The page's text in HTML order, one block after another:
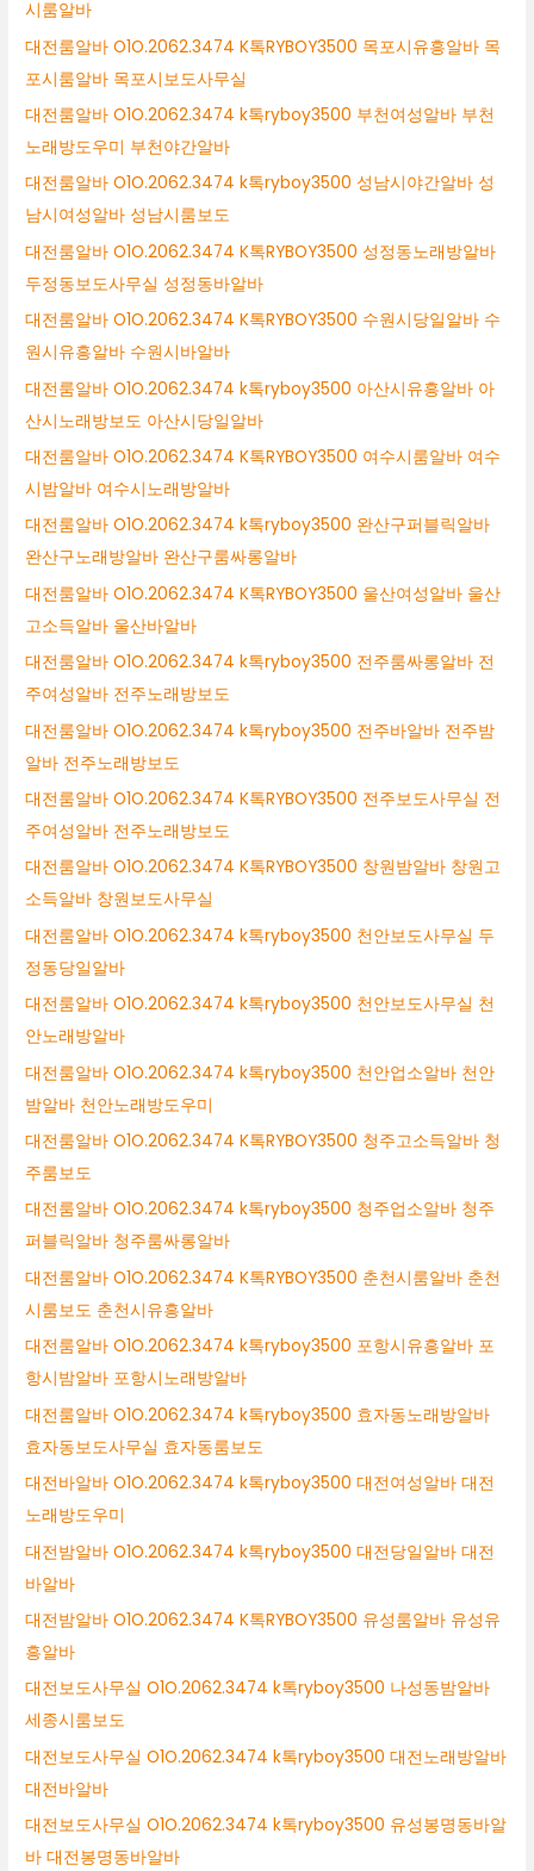
시룸알바
대전룸알바 O1O.2062.3474 K톡RYBOY3500 목포시유흥알바 목
포시룸알바 목포시보도사무실
대전룸알바 O1O.2062.3474 k톡ryboy3500 부천여성알바 부천
노래방도우미 부천야간알바
대전룸알바 O1O.2062.3474 k톡ryboy3500 성남시야간알바 성
남시여성알바 성남시룸보도
대전룸알바 O1O.2062.3474 K톡RYBOY3500 성정동노래방알바
두정동보도사무실 성정동바알바
대전룸알바 O1O.2062.3474 K톡RYBOY3500 수원시당일알바 수
원시유흥알바 수원시바알바
대전룸알바 O1O.2062.3474 k톡ryboy3500 아산시유흥알바 아
산시노래방보도 아산시당일알바
대전룸알바 O1O.2062.3474 K톡RYBOY3500 여수시룸알바 여수
시밤알바 여수시노래방알바
대전룸알바 O1O.2062.3474 k톡ryboy3500 완산구퍼블릭알바
완산구노래방알바 완산구룸싸롱알바
대전룸알바 O1O.2062.3474 K톡RYBOY3500 울산여성알바 울산
고소득알바 울산바알바
대전룸알바 O1O.2062.3474 k톡ryboy3500 전주룸싸롱알바 전
주여성알바 전주노래방보도
대전룸알바 O1O.2062.3474 k톡ryboy3500 전주바알바 전주밤
알바 전주노래방보도
대전룸알바 O1O.2062.3474 K톡RYBOY3500 전주보도사무실 전
주여성알바 전주노래방보도
대전룸알바 O1O.2062.3474 K톡RYBOY3500 창원밤알바 창원고
소득알바 창원보도사무실
대전룸알바 O1O.2062.3474 k톡ryboy3500 천안보도사무실 두
정동당일알바
대전룸알바 O1O.2062.3474 k톡ryboy3500 천안보도사무실 천
안노래방알바
대전룸알바 O1O.2062.3474 k톡ryboy3500 천안업소알바 천안
밤알바 천안노래방도우미
대전룸알바 O1O.2062.3474 K톡RYBOY3500 청주고소득알바 청
주룸보도
대전룸알바 O1O.2062.3474 k톡ryboy3500 청주업소알바 청주
퍼블릭알바 청주룸싸롱알바
대전룸알바 O1O.2062.3474 K톡RYBOY3500 춘천시룸알바 춘천
시룸보도 춘천시유흥알바
대전룸알바 O1O.2062.3474 k톡ryboy3500 포항시유흥알바 포
항시밤알바 포항시노래방알바
대전룸알바 O1O.2062.3474 k톡ryboy3500 효자동노래방알바
효자동보도사무실 효자동룸보도
대전바알바 O1O.2062.3474 k톡ryboy3500 대전여성알바 대전
노래방도우미
대전밤알바 O1O.2062.3474 k톡ryboy3500 대전당일알바 대전
바알바
대전밤알바 O1O.2062.3474 K톡RYBOY3500 유성룸알바 유성유
흥알바
대전보도사무실 O1O.2062.3474 k톡ryboy3500 나성동밤알바
세종시룸보도
대전보도사무실 O1O.2062.3474 k톡ryboy3500 대전노래방알바
대전바알바
대전보도사무실 O1O.2062.3474 k톡ryboy3500 유성봉명동바알
바 대전봉명동바알바